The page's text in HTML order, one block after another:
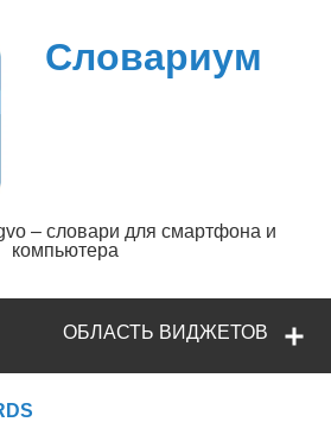
Словариум
– словари для смартфона и
компьютера
ОБЛАСТЬ ВИДЖЕТОВ